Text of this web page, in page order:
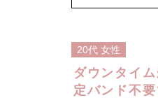
20代 女性
ダウンタイ
定バンド不